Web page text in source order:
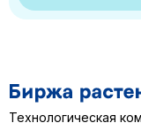
Технологическая